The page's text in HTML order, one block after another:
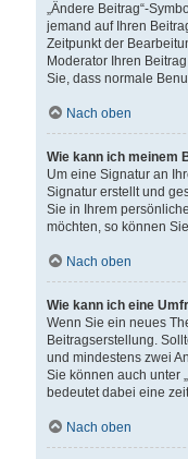
„Ändere Beitrag“-
jemand auf Ihren
Zeitpunkt der
Moderator Ihren
Sie, dass normale
Nach oben
Wie kann ich meinem
Um eine Signatur an
Signatur erstellt und
Sie in Ihrem
möchten, so können
Nach oben
Wie kann ich eine
Wenn Sie ein neues
Beitragserstellung.
und mindestens zwei
Sie können auch unter
bedeutet dabei eine
Nach oben